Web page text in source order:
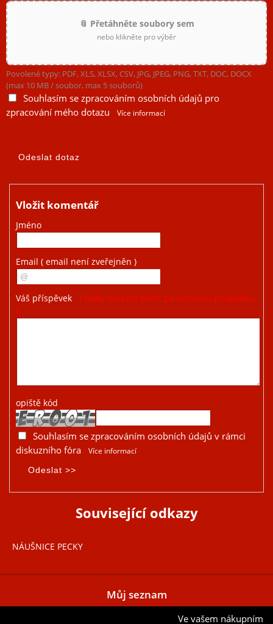
📎 Přetáhněte soubory sem
nebo klikněte pro výběr
Povolené typy: PDF, XLS, XLSX, CSV, JPG, JPEG, PNG, TXT, DOC, DOCX
(max 10 MB / soubor, max 5 souborů)
Souhlasím se zpracováním osobních údajů pro
zpracování mého dotazu
Více informací
Vložit komentář
Jméno
Email ( email není zveřejněn )
Váš příspěvek
( Fotky můžete vložit po odeslání příspěvku.
)
opiště kód
Souhlasím se zpracováním osobních údajů v rámci
diskuzního fóra
Více informací
Související odkazy
NÁUŠNICE PECKY
Můj seznam
Ve vašem nákupním